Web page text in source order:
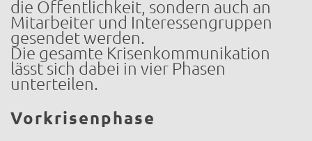
die Öffentlichkeit, sondern auch an
Mitarbeiter und Interessengruppen
gesendet werden.
Die gesamte Krisenkommunikation
lässt sich dabei in vier Phasen
unterteilen.
Vorkrisenphase